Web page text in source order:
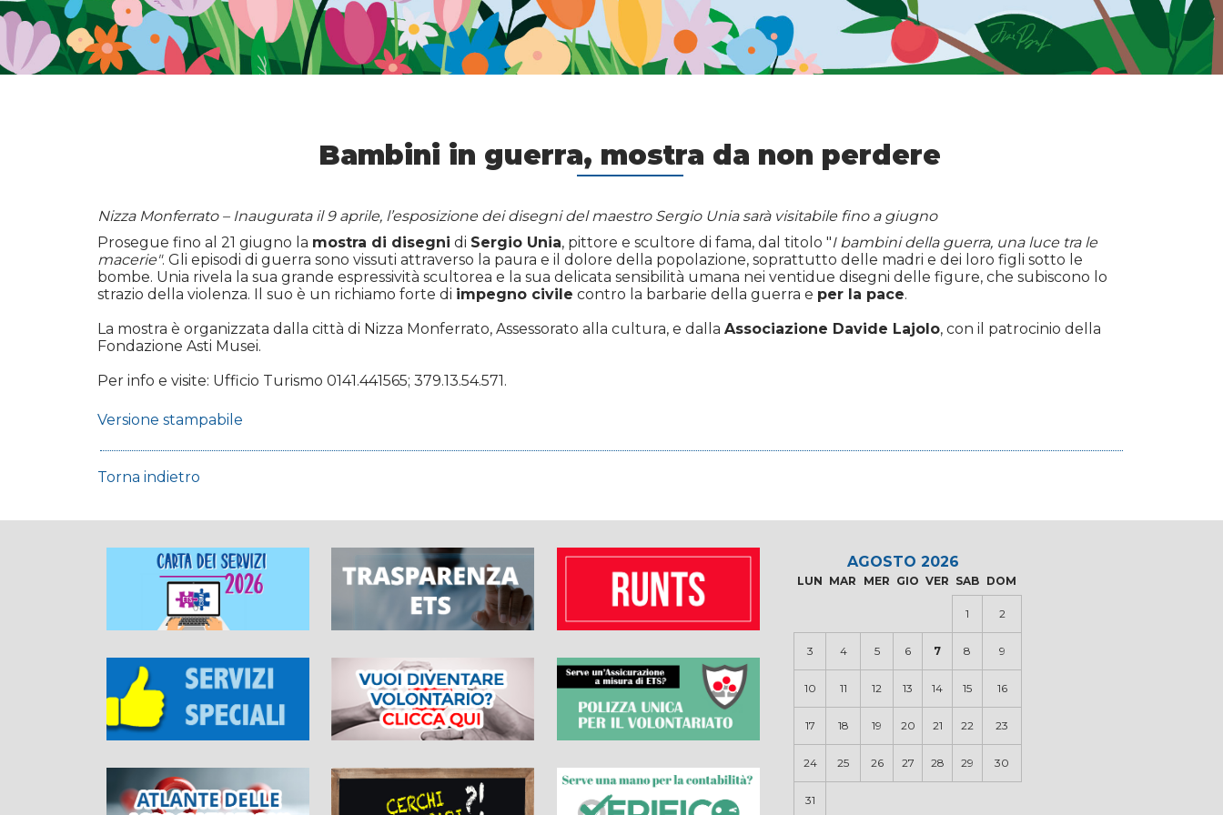
Bambini in guerra, mostra da non perdere
Nizza Monferrato – Inaugurata il 9 aprile, l’esposizione dei disegni del maestro Sergio Unia sarà visitabile fino a giugno
Prosegue fino al 21 giugno la mostra di disegni di Sergio Unia, pittore e scultore di fama, dal titolo "I bambini della guerra, una luce tra le
macerie". Gli episodi di guerra sono vissuti attraverso la paura e il dolore della popolazione, soprattutto delle madri e dei loro figli sotto le
bombe. Unia rivela la sua grande espressività scultorea e la sua delicata sensibilità umana nei ventidue disegni delle figure, che subiscono lo
strazio della violenza. Il suo è un richiamo forte di impegno civile contro la barbarie della guerra e per la pace.
La mostra è organizzata dalla città di Nizza Monferrato, Assessorato alla cultura, e dalla Associazione Davide Lajolo, con il patrocinio della
Fondazione Asti Musei.
Per info e visite: Ufficio Turismo 0141.441565; 379.13.54.571.
Versione stampabile
Torna indietro
AGOSTO 2026
LUN MAR MER GIO VER SAB DOM
1 2
3 4 5 6 7 8 9
10 11 12 13 14 15 16
17 18 19 20 21 22 23
24 25 26 27 28 29 30
31